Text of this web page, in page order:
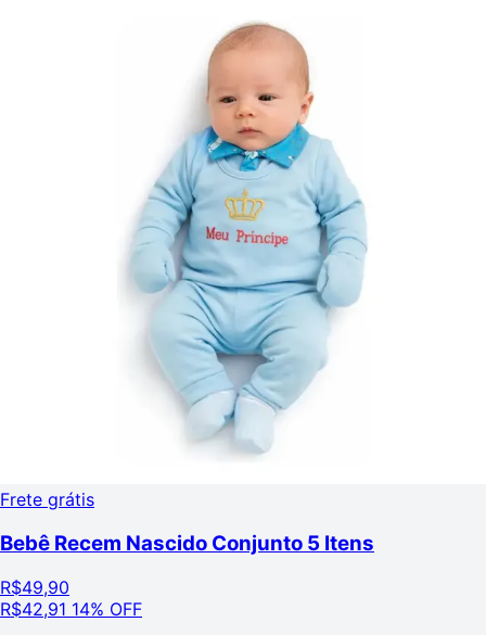
Frete grátis
Bebê Recem Nascido Conjunto 5 Itens
R$49,90
R$42,91 14% OFF